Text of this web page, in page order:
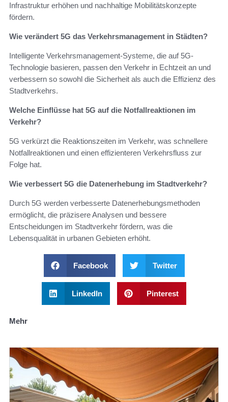
Infrastruktur erhöhen und nachhaltige Mobilitätskonzepte
fördern.
Wie verändert 5G das Verkehrsmanagement in Städten?
Intelligente Verkehrsmanagement-Systeme, die auf 5G-
Technologie basieren, passen den Verkehr in Echtzeit an und
verbessern so sowohl die Sicherheit als auch die Effizienz des
Stadtverkehrs.
Welche Einflüsse hat 5G auf die Notfallreaktionen im
Verkehr?
5G verkürzt die Reaktionszeiten im Verkehr, was schnellere
Notfallreaktionen und einen effizienteren Verkehrsfluss zur
Folge hat.
Wie verbessert 5G die Datenerhebung im Stadtverkehr?
Durch 5G werden verbesserte Datenerhebungsmethoden
ermöglicht, die präzisere Analysen und bessere
Entscheidungen im Stadtverkehr fördern, was die
Lebensqualität in urbanen Gebieten erhöht.
Facebook Twitter
LinkedIn Pinterest
Mehr